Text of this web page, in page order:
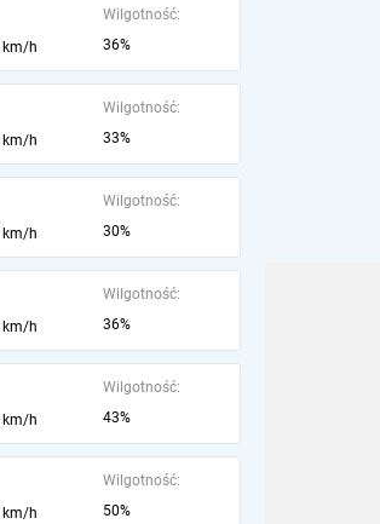
km/h
Wilgotność:
36%
km/h
Wilgotność:
33%
km/h
Wilgotność:
30%
km/h
Wilgotność:
36%
km/h
Wilgotność:
43%
km/h
Wilgotność:
50%